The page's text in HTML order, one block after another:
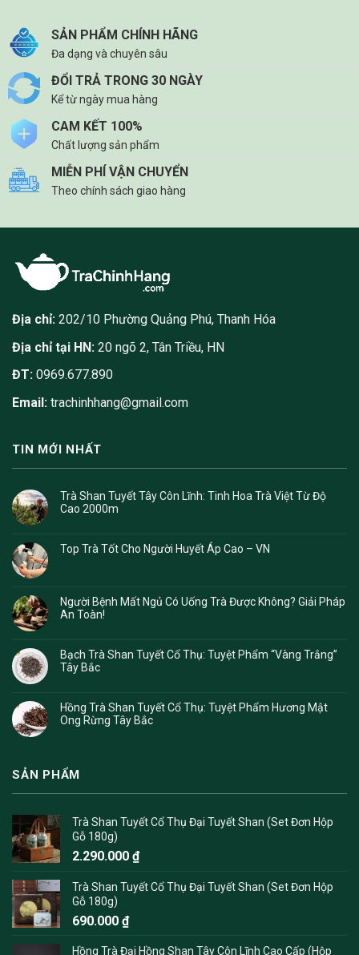
SẢN PHẨM CHÍNH HÃNG
Đa dạng và chuyên sâu
ĐỔI TRẢ TRONG 30 NGÀY
Kể từ ngày mua hàng
CAM KẾT 100%
Chất lượng sản phẩm
MIỄN PHÍ VẬN CHUYỂN
Theo chính sách giao hàng
Địa chỉ: 202/10 Phường Quảng Phú, Thanh Hóa
Địa chỉ tại HN: 20 ngõ 2, Tân Triều, HN
ĐT: 0969.677.890
Email: trachinhhang@gmail.com
TIN MỚI NHẤT
Trà Shan Tuyết Tây Côn Lĩnh: Tinh Hoa Trà Việt Từ Độ
Cao 2000m
Top Trà Tốt Cho Người Huyết Áp Cao – VN
Người Bệnh Mất Ngủ Có Uống Trà Được Không? Giải Pháp
An Toàn!
Bạch Trà Shan Tuyết Cổ Thụ: Tuyệt Phẩm “Vàng Trắng”
Tây Bắc
Hồng Trà Shan Tuyết Cổ Thụ: Tuyệt Phẩm Hương Mật
Ong Rừng Tây Bắc
SẢN PHẨM
Trà Shan Tuyết Cổ Thụ Đại Tuyết Shan (Set Đơn Hộp
Gỗ 180g)
2.290.000 ₫
Trà Shan Tuyết Cổ Thụ Đại Tuyết Shan (Set Đơn Hộp
Gỗ 180g)
690.000 ₫
Hồng Trà Đại Hồng Shan Tây Côn Lĩnh Cao Cấp (Hộp